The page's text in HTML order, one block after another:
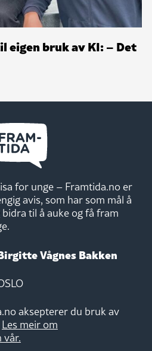
eigen bruk av KI: – Det
for unge – Framtida.no er
avis, som har som mål å
til å auke og få fram
Vågnes Bakken
aksepterer du bruk av
Les meir om
vår.